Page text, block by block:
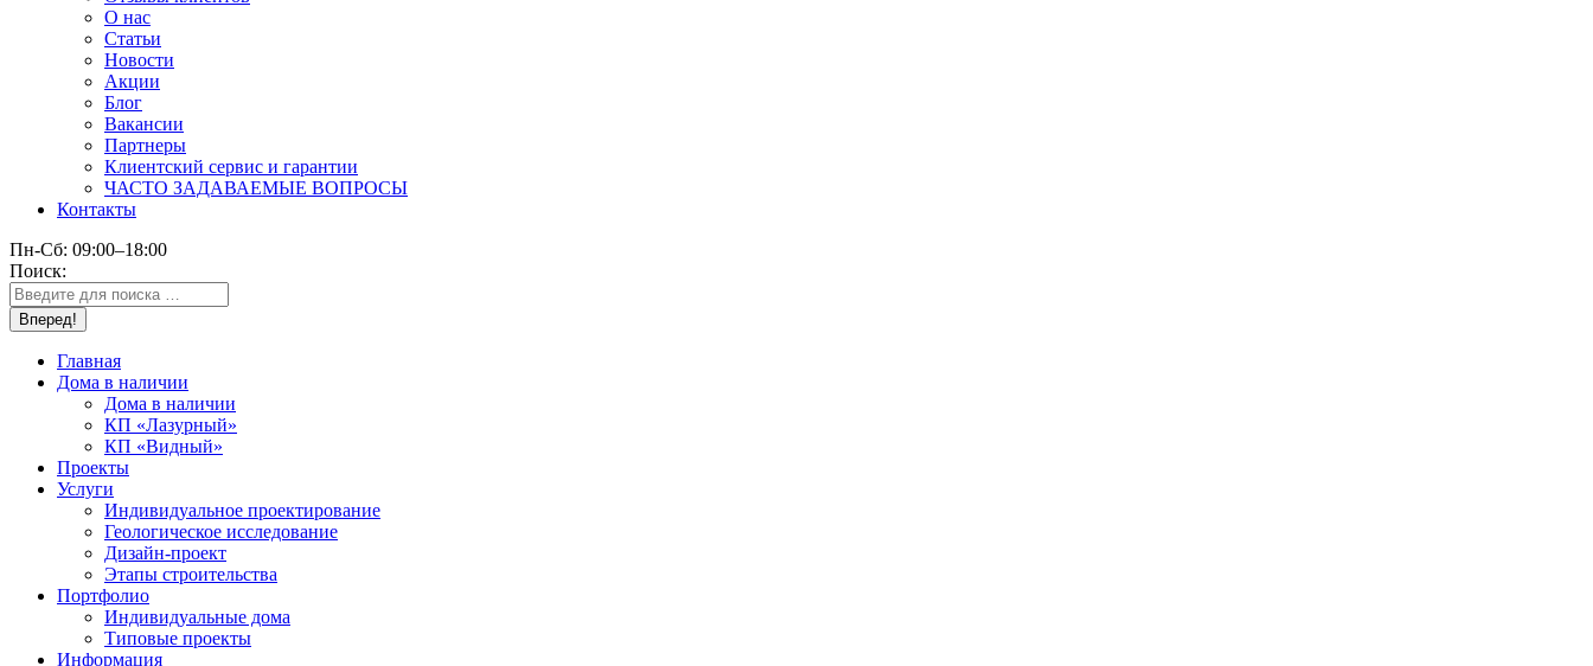
О нас
Статьи
Новости
Акции
Блог
Вакансии
Партнеры
Клиентский сервис и гарантии
ЧАСТО ЗАДАВАЕМЫЕ ВОПРОСЫ
Контакты
Пн-Сб: 09:00–18:00
Поиск:
Главная
Дома в наличии
Дома в наличии
КП «Лазурный»
КП «Видный»
Проекты
Услуги
Индивидуальное проектирование
Геологическое исследование
Дизайн-проект
Этапы строительства
Портфолио
Индивидуальные дома
Типовые проекты
Информация